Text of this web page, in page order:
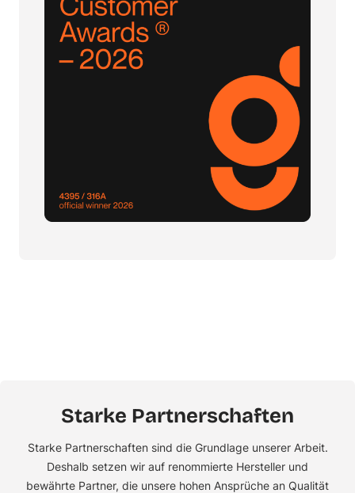
Starke Partnerschaften
Starke Partnerschaften sind die Grundlage unserer Arbeit.
Deshalb setzen wir auf renommierte Hersteller und
bewährte Partner, die unsere hohen Ansprüche an Qualität